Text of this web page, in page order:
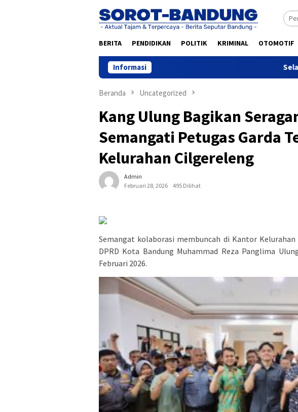
BERITA PENDIDIKAN POLITIK KRIMINAL OTOMOTIF
Informasi
Beranda Uncategorized
Kang Ulung Bagikan
Semangati Petugas Garda
Kelurahan Cilgereleng
Admin
Februari 28, 2026
495 Dilihat
Semangat kolaborasi membuncah di Kantor
DPRD Kota Bandung Muhammad Reza Panglima
Februari 2026.